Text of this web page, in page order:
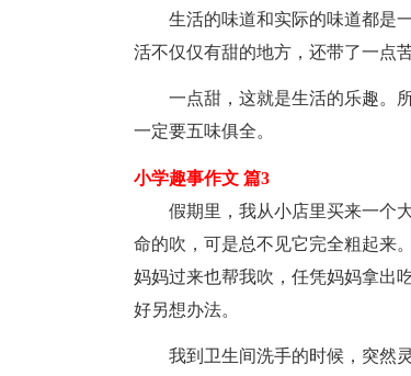
生活的味道和实际的味道都是
活不仅仅有甜的地方，还带了一点
一点甜，这就是生活的乐趣。
一定要五味俱全。
小学趣事作文 篇3
假期里，我从小店里买来一个
命的吹，可是总不见它完全粗起来
妈妈过来也帮我吹，任凭妈妈拿出
好另想办法。
我到卫生间洗手的时候，突然